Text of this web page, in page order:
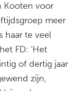
Kooten voor
meer
haar te veel
FD: ‘Het
of dertig jaar
zijn,